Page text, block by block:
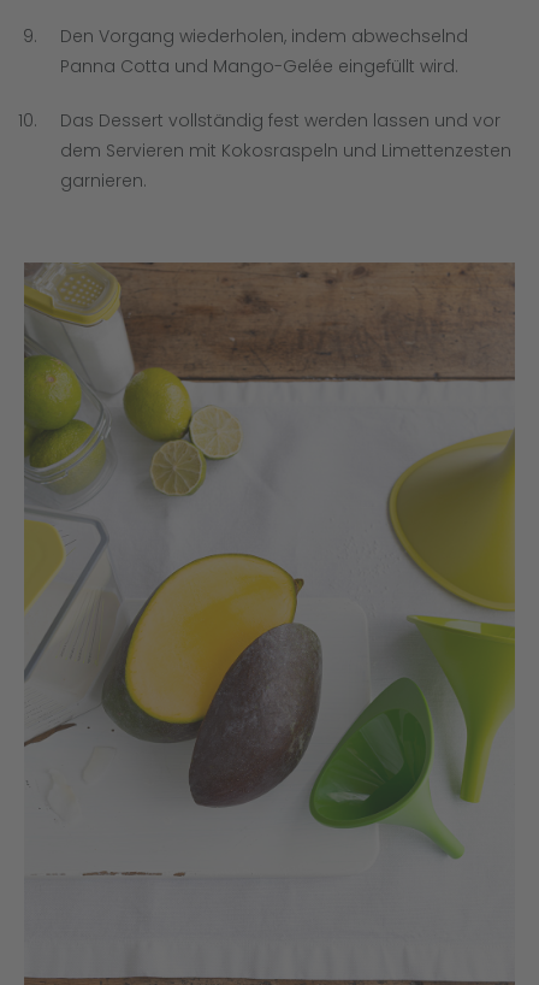
Den Vorgang wiederholen, indem abwechselnd
Panna Cotta und Mango-Gelée eingefüllt wird.
Das Dessert vollständig fest werden lassen und vor
dem Servieren mit Kokosraspeln und Limettenzesten
garnieren.